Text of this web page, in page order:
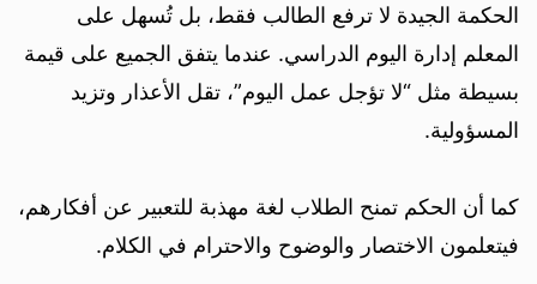
الحكمة الجيدة لا ترفع الطالب فقط، بل تُسهل على
المعلم إدارة اليوم الدراسي. عندما يتفق الجميع على قيمة
بسيطة مثل “لا تؤجل عمل اليوم”، تقل الأعذار وتزيد
المسؤولية.
كما أن الحكم تمنح الطلاب لغة مهذبة للتعبير عن أفكارهم،
فيتعلمون الاختصار والوضوح والاحترام في الكلام.